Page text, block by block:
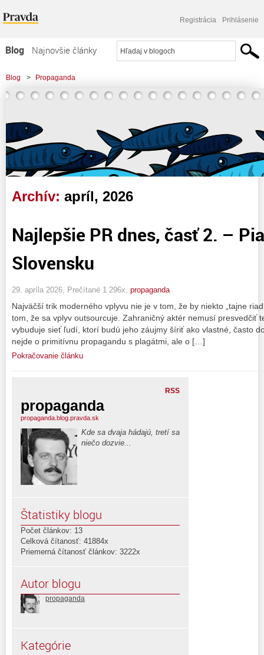
Registrácia Prihlásenie
Blog
Najnovšie články
Najčítanejšie články
Najkomentovanejšie články
Zoznam blogov
Komerčné blogy
Blog > Propaganda
> Najlepšie PR dnes, časť 2. - Piata kolóna na Slovensku
Archív: apríl, 2026
Najlepšie PR dnes, časť 2. –
Slovensku
29. apríla 2026, Prečítané 1 296x, propaganda
Najväčší trik moderného vplyvu nie je v tom, že by niekto „tajne
tom, že sa vplyv outsourcuje. Zahraničný aktér nemusí presvedčiť
vybuduje sieť ľudí, ktorí budú jeho záujmy šíriť ako vlastné, často
nejde o primitívnu propagandu s plagátmi, ale o […]
Pokračovanie článku
RSS
propaganda
propaganda.blog.pravda.sk
Kde sa dvaja hádajú, tretí sa
niečo dozvie...
Štatistiky blogu
Počet článkov: 13
Celková čítanosť: 41884x
Priemerná čítanosť článkov: 3222x
Autor blogu
propaganda
Kategórie